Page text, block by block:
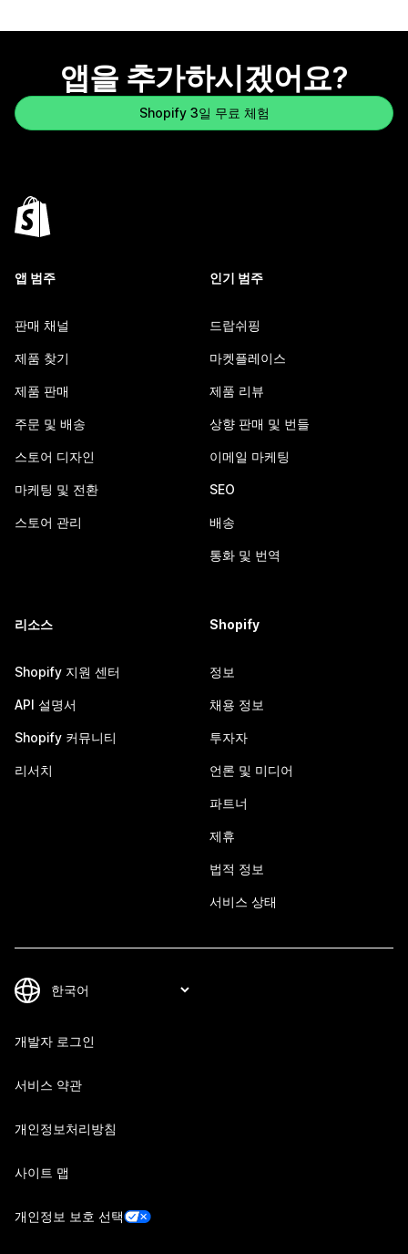
앱을 추가하시겠어요?
Shopify 3일 무료 체험
앱 범주
판매 채널
제품 찾기
제품 판매
주문 및 배송
스토어 디자인
마케팅 및 전환
스토어 관리
인기 범주
드랍쉬핑
마켓플레이스
제품 리뷰
상향 판매 및 번들
이메일 마케팅
SEO
배송
통화 및 번역
리소스
Shopify 지원 센터
API 설명서
Shopify 커뮤니티
리서치
Shopify
정보
채용 정보
투자자
언론 및 미디어
파트너
제휴
법적 정보
서비스 상태
개발자 로그인
서비스 약관
개인정보처리방침
사이트 맵
개인정보 보호 선택